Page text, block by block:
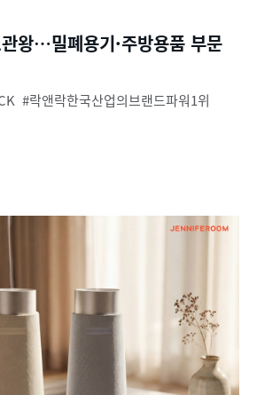
왕…밀폐용기·주방용품 부문
락앤락한국산업의브랜드파워1위